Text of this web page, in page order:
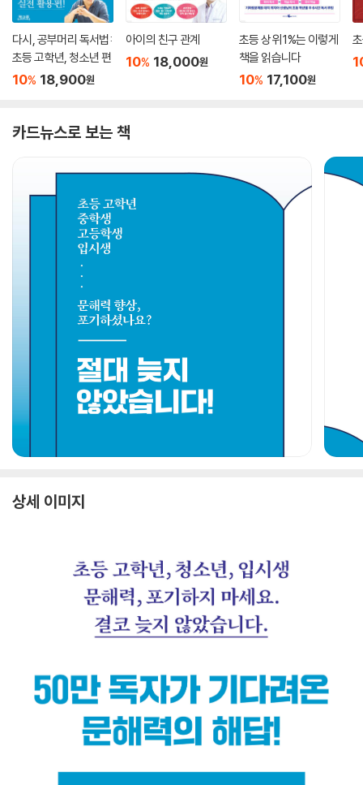
다시, 공부머리 독서법:
초등 고학년, 청소년 편
10% 18,900원
아이의 친구 관계
10% 18,000원
초등 상위 1%는 이렇게
책을 읽습니다
10% 17,100원
카드뉴스로 보는 책
상세 이미지